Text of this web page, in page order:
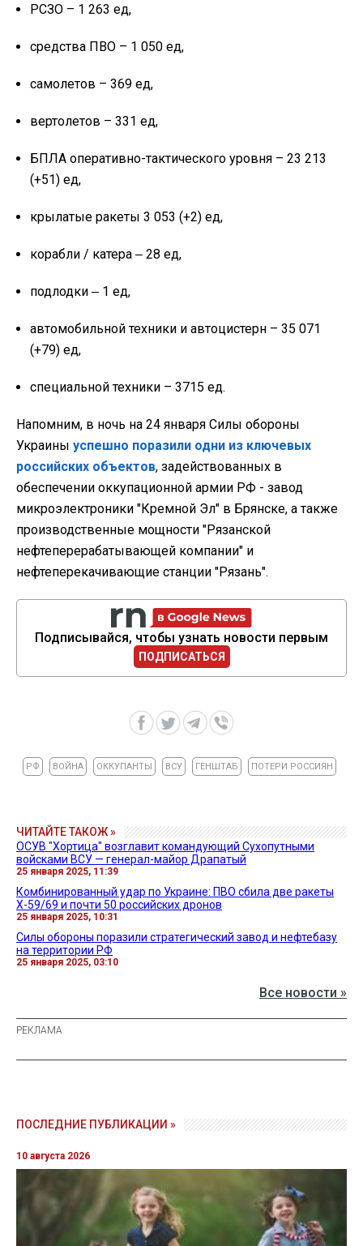
РСЗО – 1 263 ед,
средства ПВО – 1 050 ед,
самолетов – 369 ед,
вертолетов – 331 ед,
БПЛА оперативно-тактического уровня – 23 213
(+51) ед,
крылатые ракеты 3 053 (+2) ед,
корабли / катера ‒ 28 ед,
подлодки ‒ 1 ед,
автомобильной техники и автоцистерн – 35 071
(+79) ед,
специальной техники – 3715 ед.
Напомним, в ночь на 24 января Силы обороны
Украины успешно поразили одни из ключевых
российских объектов, задействованных в
обеспечении оккупационной армии РФ - завод
микроэлектроники "Кремной Эл" в Брянске, а также
производственные мощности "Рязанской
нефтеперерабатывающей компании" и
нефтеперекачивающие станции "Рязань".
Подписывайся, чтобы узнать новости первым
ПОДПИСАТЬСЯ
РФ ВОЙНА ОККУПАНТЫ ВСУ ГЕНШТАБ ПОТЕРИ РОССИЯН
ЧИТАЙТЕ ТАКОЖ »
ОСУВ "Хортица" возглавит командующий Сухопутными
войсками ВСУ — генерал-майор Драпатый
25 января 2025, 11:39
Комбинированный удар по Украине: ПВО сбила две ракеты
Х-59/69 и почти 50 российских дронов
25 января 2025, 10:31
Силы обороны поразили стратегический завод и нефтебазу
на территории РФ
25 января 2025, 03:10
Все новости »
ПОСЛЕДНИЕ ПУБЛИКАЦИИ »
10 августа 2026